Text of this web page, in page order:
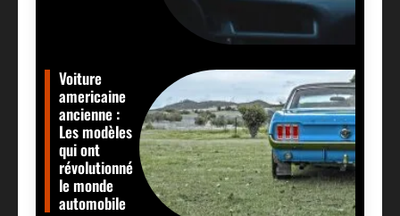
Voiture
americaine
ancienne :
Les modèles
qui ont
révolutionné
le monde
automobile